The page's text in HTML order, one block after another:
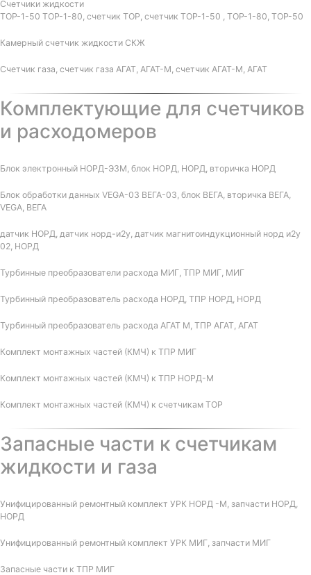
Счетчики жидкости
ТОР-1-50 ТОР-1-80, счетчик ТОР, счетчик ТОР-1-50 , ТОР-1-80, ТОР-50
Камерный счетчик жидкости СКЖ
Счетчик газа, счетчик газа АГАТ, АГАТ-М, счетчик АГАТ-М, АГАТ
Комплектующие для счетчиков
и расходомеров
Блок электронный НОРД-Э3М, блок НОРД, НОРД, вторичка НОРД
Блок обработки данных VEGA-03 ВЕГА-03, блок ВЕГА, вторичка ВЕГА,
VEGA, ВЕГА
датчик НОРД, датчик норд-и2у, датчик магнитоиндукционный норд и2у
02, НОРД
Турбинные преобразователи расхода МИГ, ТПР МИГ, МИГ
Турбинный преобразователь расхода НОРД, ТПР НОРД, НОРД
Турбинный преобразователь расхода АГАТ М, ТПР АГАТ, АГАТ
Комплект монтажных частей (КМЧ) к ТПР МИГ
Комплект монтажных частей (КМЧ) к ТПР НОРД-М
Комплект монтажных частей (КМЧ) к счетчикам ТОР
Запасные части к счетчикам
жидкости и газа
Унифицированный ремонтный комплект УРК НОРД -М, запчасти НОРД,
НОРД
Унифицированный ремонтный комплект УРК МИГ, запчасти МИГ
Запасные части к ТПР МИГ